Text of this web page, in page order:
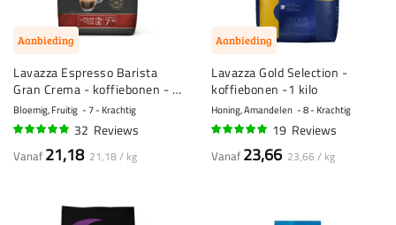
Aanbieding
Lavazza Espresso Barista
Gran Crema - koffiebonen - 1
kilo
Bloemig, Fruitig 7 - Krachtig
32 Reviews
Vanaf 21,18 21,18 / kg
Aanbieding
Lavazza Gold Selection -
koffiebonen -1 kilo
Honing, Amandelen 8 - Krachtig
19 Reviews
Vanaf 23,66 23,66 / kg